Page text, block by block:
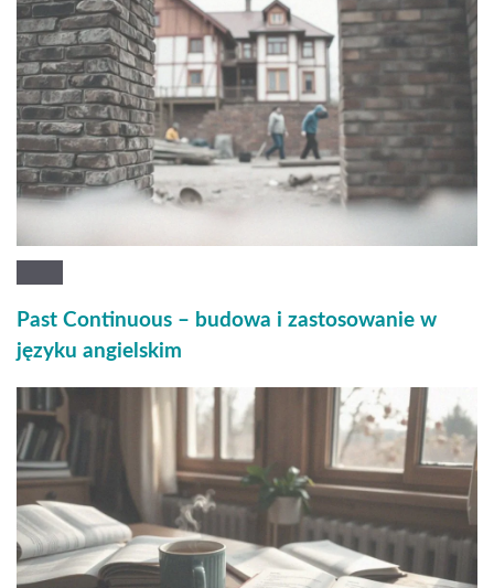
Past Continuous – budowa i zastosowanie w
języku angielskim